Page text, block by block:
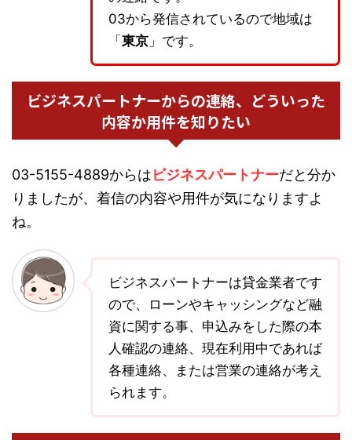
03から発信されているので地域は
「 東京 」です。
ビジネスパートナーからの連絡、どういった
内容か用件を知りたい
03-5155-4889からはビジネスパートナーだと分か
りましたが、着信の内容や用件が気になりますよ
ね。
ビジネスパートナーは貸金業者です
ので、ローンやキャッシングなど融
資に関する事、申込みをした際の本
人確認の連絡、現在利用中であれば
各種連絡、または営業の連絡が考え
られます。